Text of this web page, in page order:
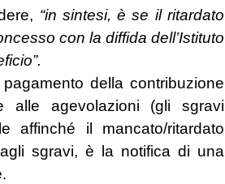
“in sintesi, è se il ritardato
con la diffida dell’Istituto
della contribuzione
alle agevolazioni (gli sgravi
affinché il mancato/ritardato
sgravi, è la notifica di una